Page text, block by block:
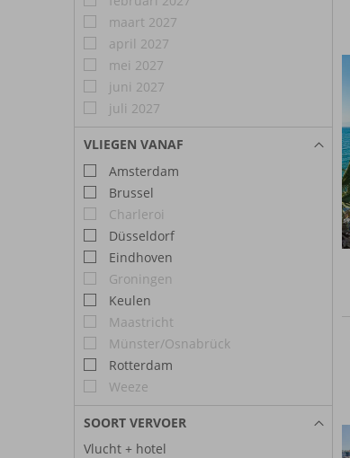
maart 2027
april 2027
mei 2027
juni 2027
juli 2027
VLIEGEN VANAF
Amsterdam
Brussel
Charleroi
Düsseldorf
Eindhoven
Groningen
Keulen
Maastricht
Münster/Osnabrück
Rotterdam
Weeze
SOORT VERVOER
Vlucht + hotel